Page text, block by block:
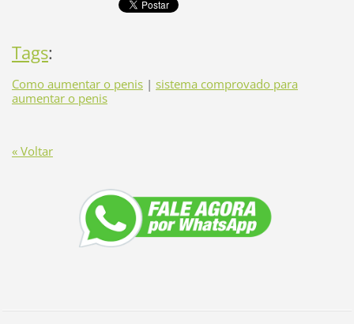
Tags:
Como aumentar o penis | sistema comprovado para
aumentar o penis
« Voltar